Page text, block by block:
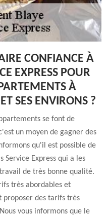
CONFIANCE À
EXPRESS POUR
À
SES ENVIRONS ?
se font de
un moyen de gagner des
qu'il est possible de
Service Express qui a les
de très bonne qualité.
très abordables et
proposer des tarifs très
vous informons que le